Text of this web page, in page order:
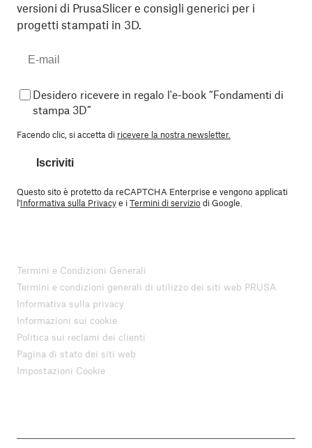
versioni di PrusaSlicer e consigli generici per i
progetti stampati in 3D.
Desidero ricevere in regalo l'e-book “Fondamenti di
stampa 3D”
Facendo clic, si accetta di ricevere la nostra newsletter.
Iscriviti
Questo sito è protetto da reCAPTCHA Enterprise e vengono applicati
l'Informativa sulla Privacye iTermini di serviziodi Google.
Termini e Condizioni Generali
Termini e condizioni generali di utilizzo dei siti web PRUSA
Informativa sulla privacy
Informazioni sui cookie
Politica sui reclami dei clienti
Pagina di stato dei siti web
Impostazioni Cookie